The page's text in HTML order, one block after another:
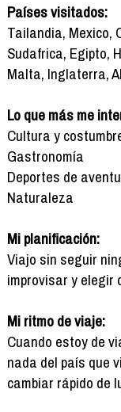
Países visitados:
Tailandia, Mexico,
Sudafrica, Egipto,
Malta, Inglaterra,
Lo que más me
Cultura y
Gastronomía
Deportes de
Naturaleza
Mi planificación:
Viajo sin seguir
improvisar y elegir
Mi ritmo de viaje:
Cuando estoy de
nada del país que
cambiar rápido de